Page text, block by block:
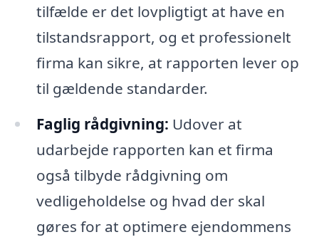
tilfælde er det lovpligtigt at have en
tilstandsrapport, og et professionelt
firma kan sikre, at rapporten lever op
til gældende standarder.
Faglig rådgivning: Udover at
udarbejde rapporten kan et firma
også tilbyde rådgivning om
vedligeholdelse og hvad der skal
gøres for at optimere ejendommens